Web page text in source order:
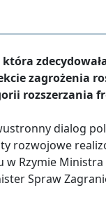
zagrożenia
rozszerzania
dialog
rozwojowe
Rzymie
Spraw